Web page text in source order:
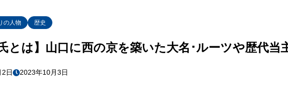
の人物 歴史
氏とは】山口に西の京を築いた大名･ルーツや歴代当
日 2023年10月3日